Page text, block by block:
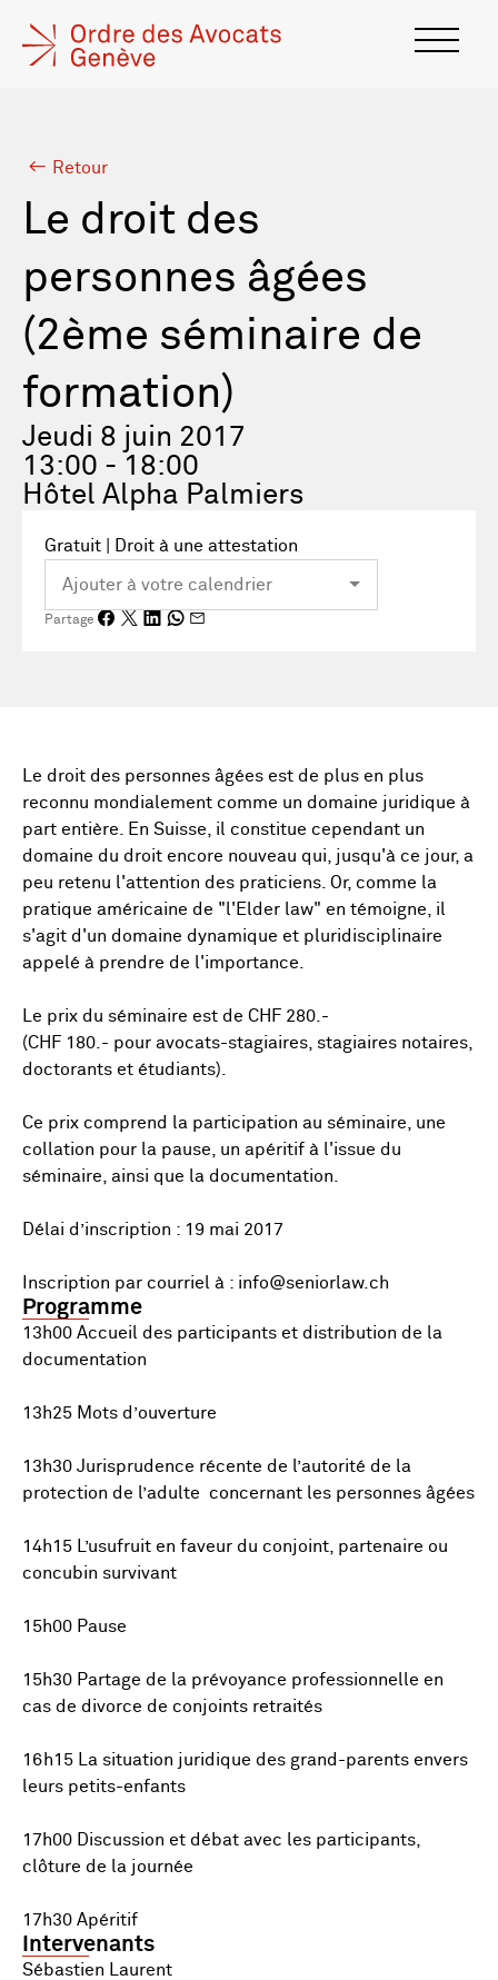
Retour
Le droit des
personnes âgées
(2ème séminaire de
formation)
Jeudi 8 juin 2017
13:00 - 18:00
Hôtel Alpha Palmiers
Gratuit | Droit à une attestation
Partage
Le droit des personnes âgées est de plus en plus
reconnu mondialement comme un domaine juridique à
part entière. En Suisse, il constitue cependant un
domaine du droit encore nouveau qui, jusqu'à ce jour, a
peu retenu l'attention des praticiens. Or, comme la
pratique américaine de "l'Elder law" en témoigne, il
s'agit d'un domaine dynamique et pluridisciplinaire
appelé à prendre de l'importance.
Le prix du séminaire est de CHF 280.-
(CHF 180.- pour avocats-stagiaires, stagiaires notaires,
doctorants et étudiants).
Ce prix comprend la participation au séminaire, une
collation pour la pause, un apéritif à l'issue du
séminaire, ainsi que la documentation.
Délai d’inscription : 19 mai 2017
Inscription par courriel à : info@seniorlaw.ch
Programme
13h00 Accueil des participants et distribution de la
documentation
13h25 Mots d’ouverture
13h30 Jurisprudence récente de l’autorité de la
protection de l’adulte concernant les personnes âgées
14h15 L’usufruit en faveur du conjoint, partenaire ou
concubin survivant
15h00 Pause
15h30 Partage de la prévoyance professionnelle en
cas de divorce de conjoints retraités
16h15 La situation juridique des grand-parents envers
leurs petits-enfants
17h00 Discussion et débat avec les participants,
clôture de la journée
17h30 Apéritif
Intervenants
Sébastien Laurent